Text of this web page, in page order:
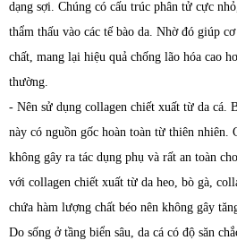
dạng sợi. Chúng có cấu trúc phân tử cực
thẩm thấu vào các tế bào da. Nhờ đó giúp
chất, mang lại hiệu quả chống lão hóa cao
thường.
- Nên sử dụng collagen chiết xuất từ da cá.
này có nguồn gốc hoàn toàn từ thiên nhiên.
không gây ra tác dụng phụ và rất an toàn
với collagen chiết xuất từ da heo, bò gà,
chứa hàm lượng chất béo nên không gây
Do sống ở tầng biển sâu, da cá có độ săn